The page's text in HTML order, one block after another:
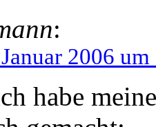
:
2006
habe